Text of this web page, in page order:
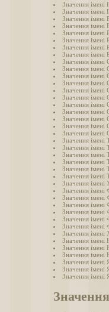
Значення імені
Значення імені
Значення імені
Значення імені
Значення імені
Значення імені
Значення імені
Значення імені
Значення імені
Значення імені
Значення імені
Значення імені
Значення імені
Значення імені
Значення імені
Значення імені
Значення імені
Значення імені
Значення імені
Значення імені
Значення імені
Значення імені
Значення імені
Значення імені
Значення імені
Значення імені
Значення імені
Значення імені
Значення імені
Значення імені
Значення імені
Значення імені
Значення імені
Значення імені
Значення імені
Значення
Значення імені
Значення імені
Значення імені